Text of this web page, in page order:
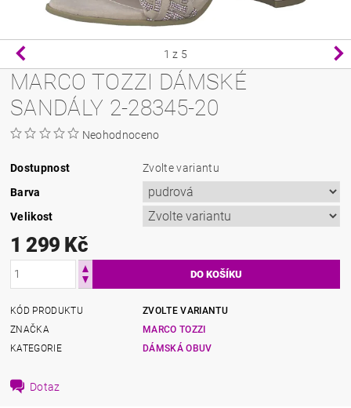
1 z 5
MARCO TOZZI DÁMSKÉ
SANDÁLY 2-28345-20
Neohodnoceno
Dostupnost
Zvolte variantu
Barva
Velikost
1 299 Kč
KÓD PRODUKTU
ZVOLTE VARIANTU
ZNAČKA
MARCO TOZZI
KATEGORIE
DÁMSKÁ OBUV
Dotaz